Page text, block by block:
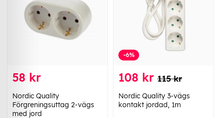
58 kr
Nordic Quality
Förgreningsuttag 2-vägs
med jord
-6%
108 kr 115 kr
Nordic Quality 3-vägs
kontakt jordad, 1m